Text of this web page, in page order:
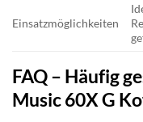
Einsatzmöglichkeiten
FAQ – Häufig
Music 60X G